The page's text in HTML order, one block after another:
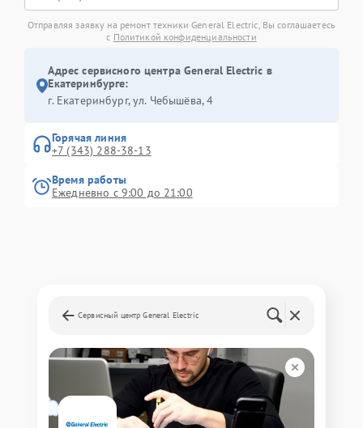
Отправляя заявку на ремонт техники General Electric, Вы соглашаетесь
с Политикой конфиденциальности
Адрес сервисного центра General Electric в
Екатеринбурге:
г. Екатеринбург, ул. Чебышёва, 4
Горячая линия
+7 (343) 288-38-13
Время работы
Ежедневно с 9:00 до 21:00
Сервисный центр General Electric